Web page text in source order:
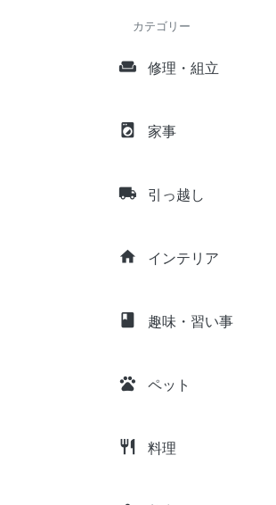
カテゴリー
weekend 修理・組立
local_laundry_service 家事
local_shipping 引っ越し
home インテリア
class 趣味・習い事
pets ペット
restaurant 料理